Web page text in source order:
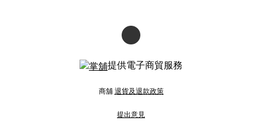
提供電子商貿服務
商舖 退貨及退款政策
提出意見